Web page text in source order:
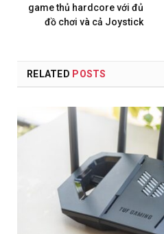
game thủ hardcore với đủ
đồ chơi và cả Joystick
RELATED POSTS